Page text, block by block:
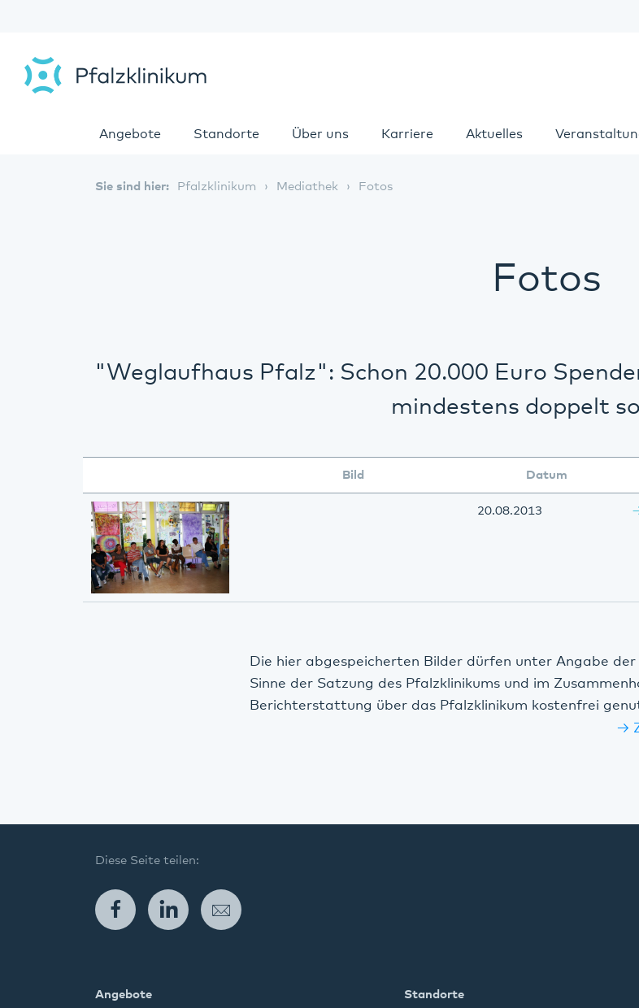
Angebote Standorte Über uns Karriere Aktuelles
Sie sind hier: Pfalzklinikum Mediathek Fotos
Fotos
"Weglaufhaus Pfalz": Schon 20.000 Euro
mindestens doppelt
Bild Datum
20.08.2013
Die hier abgespeicherten Bilder dürfen unter Angabe
Sinne der Satzung des Pfalzklinikums und im
Berichterstattung über das Pfalzklinikum kostenfrei
Diese Seite teilen:
FacebookLinkedIn
Angebote Standorte